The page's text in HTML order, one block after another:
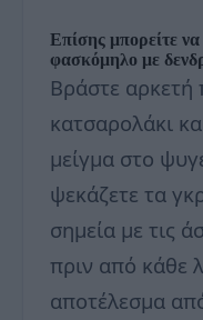
Επίσης μπορείτε
φασκόμηλο με
Βράστε αρκετή
κατσαρολάκι
μείγμα στο
ψεκάζετε τα
σημεία με τις
πριν από κάθε
αποτέλεσμα